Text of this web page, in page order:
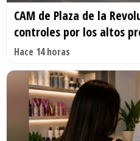
CAM de Plaza de la
controles por los altos
Hace 14 horas